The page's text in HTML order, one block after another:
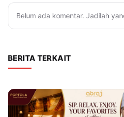
Belum ada komentar. Jadilah
BERITA TERKAIT